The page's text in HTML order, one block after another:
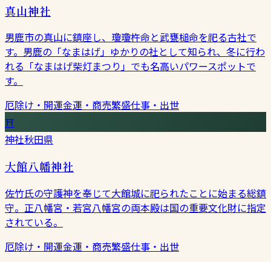
真山神社
男鹿市の真山に鎮座し、瓊瓊杵命と武甕槌命を祀る古社で
す。男鹿の「なまはげ」ゆかりの社として知られ、冬に行わ
れる「なまはげ柴灯まつり」でも名高いパワースポットで
す。
厄除け・開運金運・商売繁盛仕事・出世
⛩
神社秋田県
大館八幡神社
佐竹氏の守護神を奉じて大館城に祀られたことに始まる総鎮
守。正八幡宮・若宮八幡宮の両本殿は国の重要文化財に指定
されている。
厄除け・開運金運・商売繁盛仕事・出世